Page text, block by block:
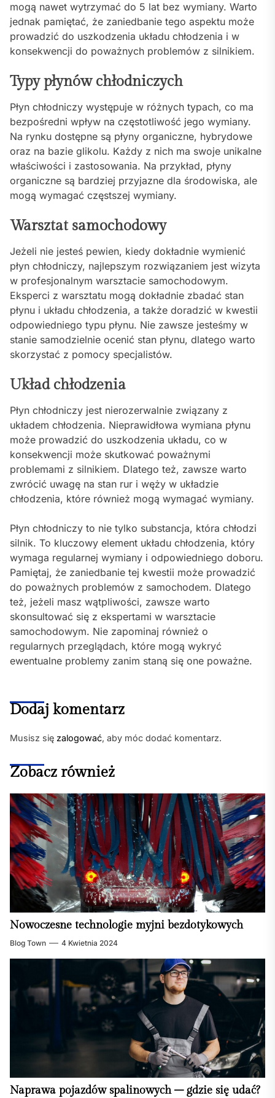
mogą nawet wytrzymać do 5 lat bez wymiany. Warto
jednak pamiętać, że zaniedbanie tego aspektu może
prowadzić do uszkodzenia układu chłodzenia i w
konsekwencji do poważnych problemów z silnikiem.
Typy płynów chłodniczych
Płyn chłodniczy występuje w różnych typach, co ma
bezpośredni wpływ na częstotliwość jego wymiany.
Na rynku dostępne są płyny organiczne, hybrydowe
oraz na bazie glikolu. Każdy z nich ma swoje unikalne
właściwości i zastosowania. Na przykład, płyny
organiczne są bardziej przyjazne dla środowiska, ale
mogą wymagać częstszej wymiany.
Warsztat samochodowy
Jeżeli nie jesteś pewien, kiedy dokładnie wymienić
płyn chłodniczy, najlepszym rozwiązaniem jest wizyta
w profesjonalnym warsztacie samochodowym.
Eksperci z warsztatu mogą dokładnie zbadać stan
płynu i układu chłodzenia, a także doradzić w kwestii
odpowiedniego typu płynu. Nie zawsze jesteśmy w
stanie samodzielnie ocenić stan płynu, dlatego warto
skorzystać z pomocy specjalistów.
Układ chłodzenia
Płyn chłodniczy jest nierozerwalnie związany z
układem chłodzenia. Nieprawidłowa wymiana płynu
może prowadzić do uszkodzenia układu, co w
konsekwencji może skutkować poważnymi
problemami z silnikiem. Dlatego też, zawsze warto
zwrócić uwagę na stan rur i węży w układzie
chłodzenia, które również mogą wymagać wymiany.
Płyn chłodniczy to nie tylko substancja, która chłodzi
silnik. To kluczowy element układu chłodzenia, który
wymaga regularnej wymiany i odpowiedniego doboru.
Pamiętaj, że zaniedbanie tej kwestii może prowadzić
do poważnych problemów z samochodem. Dlatego
też, jeżeli masz wątpliwości, zawsze warto
skonsultować się z ekspertami w warsztacie
samochodowym. Nie zapominaj również o
regularnych przeglądach, które mogą wykryć
ewentualne problemy zanim staną się one poważne.
Dodaj komentarz
Musisz się zalogować, aby móc dodać komentarz.
Zobacz również
Nowoczesne technologie myjni bezdotykowych
Blog Town 4 Kwietnia 2024
Naprawa pojazdów spalinowych – gdzie się udać?